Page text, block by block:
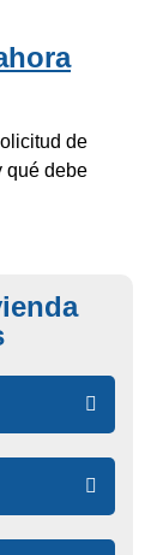
de
qué debe